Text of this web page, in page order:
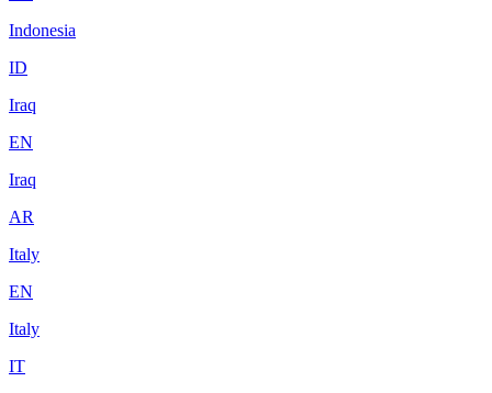
Indonesia
ID
Iraq
EN
Iraq
AR
Italy
EN
Italy
IT